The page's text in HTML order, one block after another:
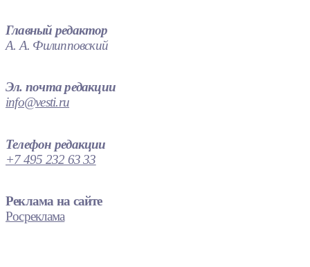
Главный редактор
А. А. Филипповский
Эл. почта редакции
info@vesti.ru
Телефон редакции
+7 495 232 63 33
Реклама на сайте
Росреклама